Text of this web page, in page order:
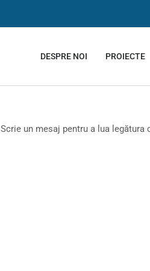
DESPRE NOI PROIECTE
Scrie un mesaj pentru a lua legătura